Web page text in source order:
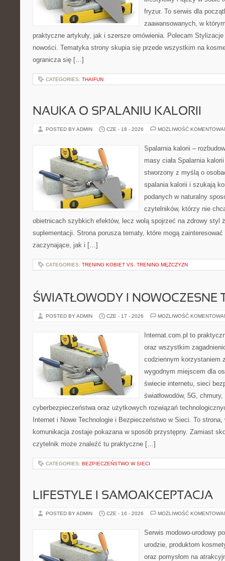
fryzur. To serwis dla
zaawansowanych, w
praktyczne artykuły, jak i szersze omówienia. Polecam
nowości. Tematyka strony skupia się przede wszystkim na
ogranicza się […]
CATEGORIES: THAIFUN
NAUKA O SPALANIU KALORII
POSTED BY ADMIN CZE - 18 - 2026 MOŻLIWOŚĆ
Spalarnia kalorii –
masy ciała Spalarnia
stworzony z myślą o
spalania kalorii i szukają
podanych w naturalny
czytelników, którzy nie
obietnicach szybkich efektów, lecz wolą spojrzeć na zdrowy styl
suplementacji. Strona porusza tematy, które mogą
zaczynające, jak i […]
CATEGORIES: TRENING KOBIET VS. TRENING MĘŻCZYZN
ŚWIATŁOWODY I NOWOCZESNE
POSTED BY ADMIN CZE - 17 - 2026 MOŻLIWOŚĆ
Internat.com.pl to
oraz wszystkim
codziennym korzystaniem
wygodnym miejscem dla
świecie internetu, sieci
światłowodów, 5G,
cyberbezpieczeństwa oraz użytkowych rozwiązań
Internet i Nowe Technologie i Bezpieczeństwo w Sieci. To
komunikacja zostaje pokazana w sposób przystępny. Zamiast
czytelnik może znaleźć tu praktyczne […]
CATEGORIES: BEZPIECZEŃSTWO W SIECI
LIFESTYLE I SAMOAKCEPTACJA
POSTED BY ADMIN CZE - 16 - 2026 MOŻLIWOŚĆ
Serwis modowo-urodowy
urodzie, produktom
oraz pomysłom na